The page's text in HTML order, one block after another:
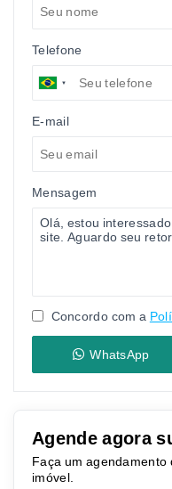
Telefone
E-mail
Mensagem
Concordo com a
WhatsApp
Agende agora
Faça um agendamento
imóvel.